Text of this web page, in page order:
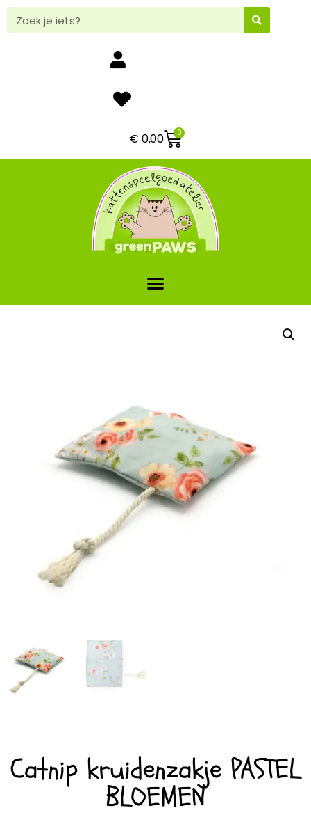
€ 0,00 0
Catnip kruidenzakje PASTEL
BLOEMEN